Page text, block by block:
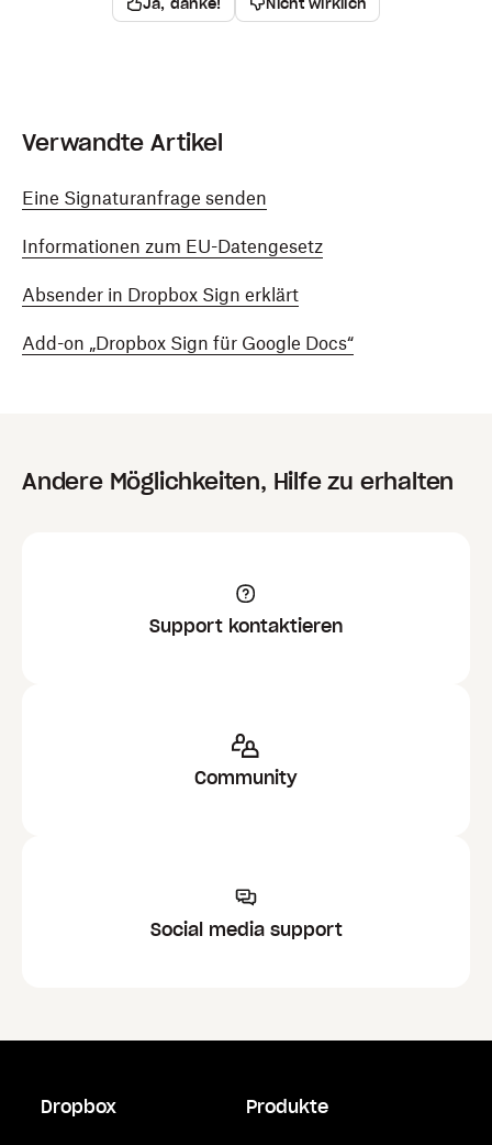
Verwandte Artikel
Eine Signaturanfrage senden
Informationen zum EU-Datengesetz
Absender in Dropbox Sign erklärt
Add-on „Dropbox Sign für Google Docs“
Andere Möglichkeiten, Hilfe zu erhalten
Support kontaktieren
Community
Social media support
Dropbox Produkte